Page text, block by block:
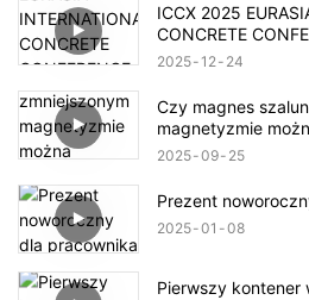
ICCX 2025
CONCRETE
2025 12 24
Czy magnes
magnetyzmie
namagnesować?
2025 09 25
Prezent
2025 01 08
Pierwszy kontener